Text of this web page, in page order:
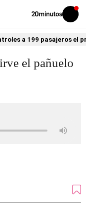
Volver
Iniciar
sesión
a 199 pasajeros el
el pañuelo